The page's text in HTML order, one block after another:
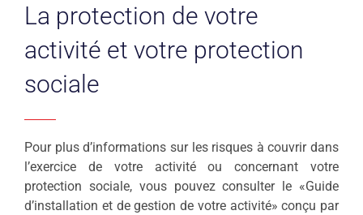
La protection de votre
activité et votre protection
sociale
Pour plus d’informations sur les risques à couvrir dans
l’exercice de votre activité ou concernant votre
protection sociale, vous pouvez consulter le «Guide
d’installation et de gestion de votre activité» conçu par